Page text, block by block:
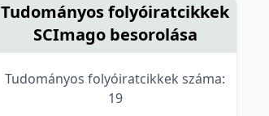
Tudományos folyóiratcikkek
SCImago besorolása
Tudományos folyóiratcikkek száma:
19